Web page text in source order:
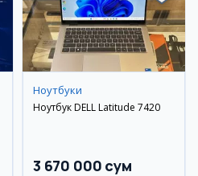
Ноутбуки
Ноутбук DELL Latitude 7420
3 670 000 сум